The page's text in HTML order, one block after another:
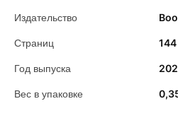
Издательство
Страниц 144
Год выпуска
Вес в упаковке